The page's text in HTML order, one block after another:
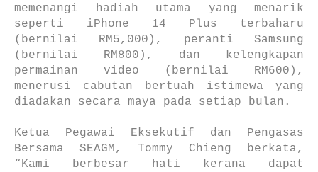
memenangi hadiah utama yang menarik
seperti iPhone 14 Plus terbaharu
(bernilai RM5,000), peranti Samsung
(bernilai RM800), dan kelengkapan
permainan video (bernilai RM600),
menerusi cabutan bertuah istimewa yang
diadakan secara maya pada setiap bulan.
Ketua Pegawai Eksekutif dan Pengasas
Bersama SEAGM, Tommy Chieng berkata,
“Kami berbesar hati kerana dapat